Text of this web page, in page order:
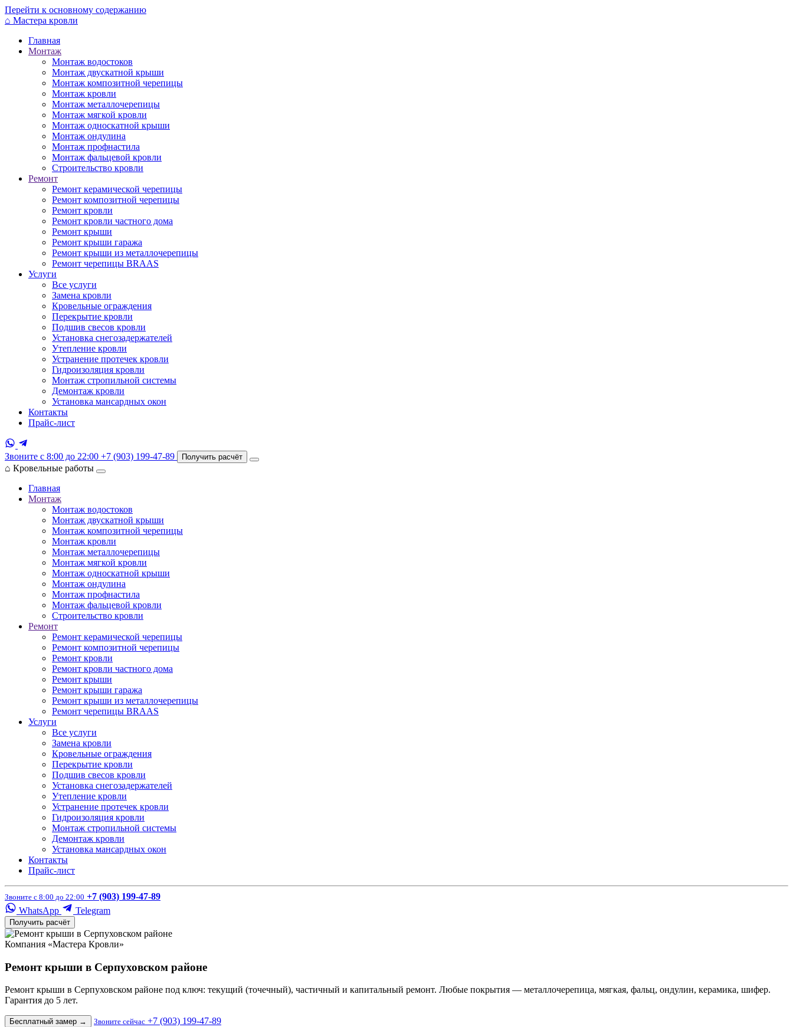
Перейти к основному содержанию
⌂ Мастера кровли
Главная
Монтаж
Монтаж водостоков
Монтаж двускатной крыши
Монтаж композитной черепицы
Монтаж кровли
Монтаж металлочерепицы
Монтаж мягкой кровли
Монтаж односкатной крыши
Монтаж ондулина
Монтаж профнастила
Монтаж фальцевой кровли
Строительство кровли
Ремонт
Ремонт керамической черепицы
Ремонт композитной черепицы
Ремонт кровли
Ремонт кровли частного дома
Ремонт крыши
Ремонт крыши гаража
Ремонт крыши из металлочерепицы
Ремонт черепицы BRAAS
Услуги
Все услуги
Замена кровли
Кровельные ограждения
Перекрытие кровли
Подшив свесов кровли
Установка снегозадержателей
Утепление кровли
Устранение протечек кровли
Гидроизоляция кровли
Монтаж стропильной системы
Демонтаж кровли
Установка мансардных окон
Контакты
Прайс-лист
Звоните с 8:00 до 22:00 +7 (903) 199-47-89 Получить расчёт
⌂ Кровельные работы
Главная
Монтаж
Монтаж водостоков
Монтаж двускатной крыши
Монтаж композитной черепицы
Монтаж кровли
Монтаж металлочерепицы
Монтаж мягкой кровли
Монтаж односкатной крыши
Монтаж ондулина
Монтаж профнастила
Монтаж фальцевой кровли
Строительство кровли
Ремонт
Ремонт керамической черепицы
Ремонт композитной черепицы
Ремонт кровли
Ремонт кровли частного дома
Ремонт крыши
Ремонт крыши гаража
Ремонт крыши из металлочерепицы
Ремонт черепицы BRAAS
Услуги
Все услуги
Замена кровли
Кровельные ограждения
Перекрытие кровли
Подшив свесов кровли
Установка снегозадержателей
Утепление кровли
Устранение протечек кровли
Гидроизоляция кровли
Монтаж стропильной системы
Демонтаж кровли
Установка мансардных окон
Контакты
Прайс-лист
Звоните с 8:00 до 22:00 +7 (903) 199-47-89
WhatsApp
Telegram
Получить расчёт
Компания «Мастера Кровли»
Ремонт крыши в Серпуховском районе
Ремонт крыши в Серпуховском районе под ключ: текущий (точечный), частичный и капитальный ремонт. Любые покрытия — металлочерепица, мягкая, фальц, ондулин, керамика, шифер.
Гарантия до 5 лет.
Бесплатный замер → Звоните сейчас +7 (903) 199-47-89